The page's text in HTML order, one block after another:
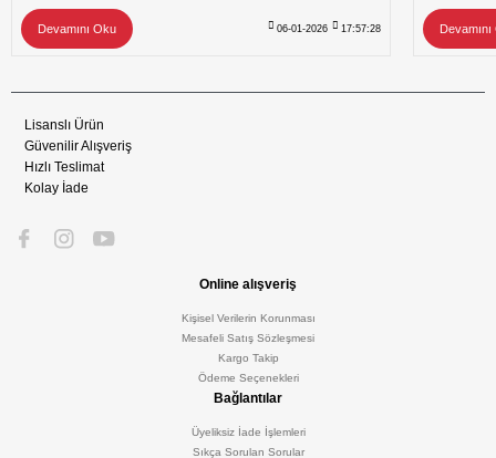
Devamını Oku 06-01-2026 17:57:28
Lisanslı Ürün
Güvenilir Alışveriş
Hızlı Teslimat
Kolay İade
Online alışveriş
Kişisel Verilerin Korunması
Mesafeli Satış Sözleşmesi
Kargo Takip
Ödeme Seçenekleri
Bağlantılar
Üyeliksiz İade İşlemleri
Sıkça Sorulan Sorular